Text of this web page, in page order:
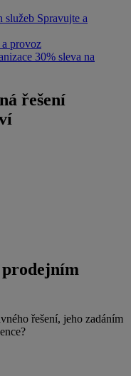
služeb Spravujte a
provoz
30% sleva na
řešení
prodejním
řešení, jeho zadáním